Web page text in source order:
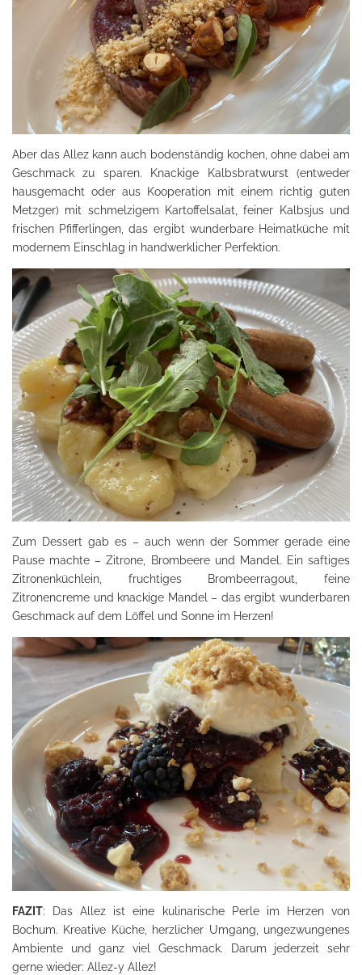
Aber das Allez kann auch bodenständig kochen, ohne dabei am
Geschmack zu sparen. Knackige Kalbsbratwurst (entweder
hausgemacht oder aus Kooperation mit einem richtig guten
Metzger) mit schmelzigem Kartoffelsalat, feiner Kalbsjus und
frischen Pfifferlingen, das ergibt wunderbare Heimatküche mit
modernem Einschlag in handwerklicher Perfektion.
Zum Dessert gab es – auch wenn der Sommer gerade eine
Pause machte – Zitrone, Brombeere und Mandel. Ein saftiges
Zitronenküchlein, fruchtiges Brombeerragout, feine
Zitronencreme und knackige Mandel – das ergibt wunderbaren
Geschmack auf dem Löffel und Sonne im Herzen!
FAZIT: Das Allez ist eine kulinarische Perle im Herzen von
Bochum. Kreative Küche, herzlicher Umgang, ungezwungenes
Ambiente und ganz viel Geschmack. Darum jederzeit sehr
gerne wieder: Allez-y Allez!